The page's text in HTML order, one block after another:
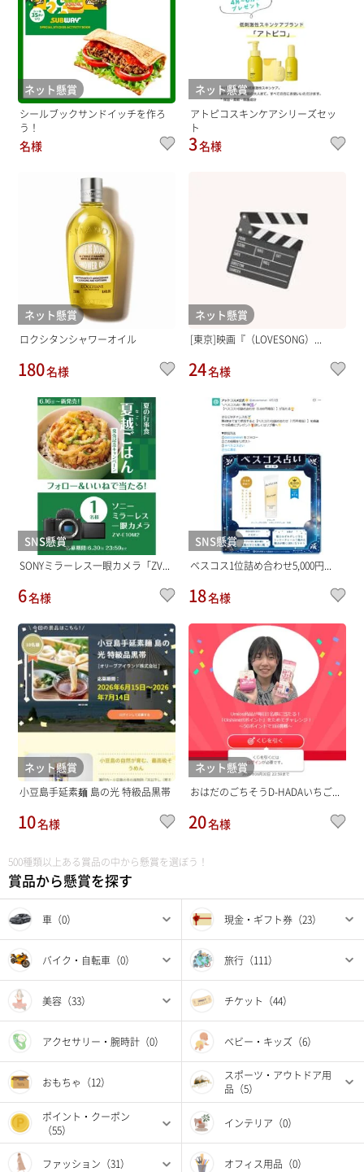
500種類以上ある賞品の中から懸賞を選ぼう！
賞品から懸賞を探す
車（0） 現金・ギフト券（23）
バイク・自転車（0） 旅行（111）
美容（33） チケット（44）
アクセサリー・腕時計（0） ベビー・キッズ（6）
おもちゃ（12）
スポーツ・アウトドア用
品（5）
ポイント・クーポン
（55）
インテリア（0）
ファッション（31） オフィス用品（0）
ネット懸賞
シールブックサンドイッチを作ろ
う！
名様
ネット懸賞
アトピコスキンケアシリーズセッ
ト
3名様
ネット懸賞
ロクシタンシャワーオイル
180名様
ネット懸賞
[東京]映画『（LOVESONG）...
24名様
SNS懸賞
SONYミラーレス一眼カメラ「ZV...
6名様
SNS懸賞
ベスコス1位詰め合わせ5,000円...
18名様
ネット懸賞
小豆島手延素麺 島の光 特級品黒帯
10名様
ネット懸賞
おはだのごちそうD-HADAいちご...
20名様